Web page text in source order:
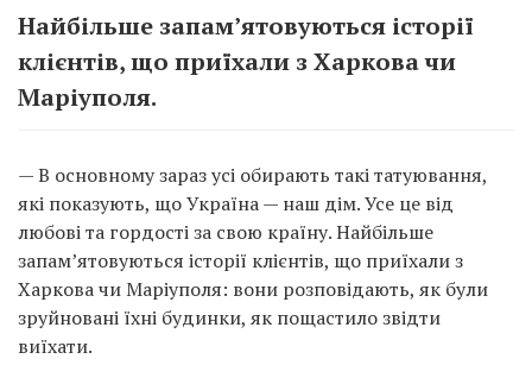
Найбільше запам’ятовуються історії
клієнтів, що приїхали з Харкова чи
Маріуполя.
— В основному зараз усі обирають такі татуювання,
які показують, що Україна — наш дім. Усе це від
любові та гордості за свою країну. Найбільше
запам’ятовуються історії клієнтів, що приїхали з
Харкова чи Маріуполя: вони розповідають, як були
зруйновані їхні будинки, як пощастило звідти
виїхати.